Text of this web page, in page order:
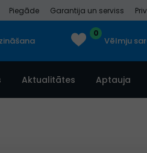
Piegāde Garantija un serviss
0
Vēlmju
Aktualitātes Aptauja